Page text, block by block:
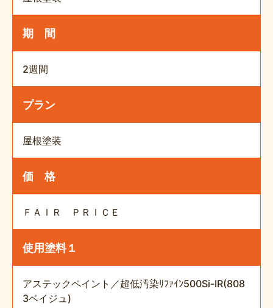
期 間
2週間
プラン
屋根塗装
価 格
ＦＡＩＲ ＰＲＩＣＥ
使用塗料１
アステックペイント／超低汚染ﾘﾌｧｲﾝ500Si-IR(808
3ベイジュ)